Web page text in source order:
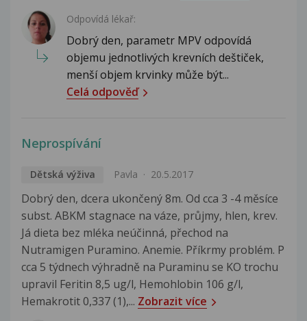
Odpovídá lékař:
Dobrý den, parametr MPV odpovídá
objemu jednotlivých krevních deštiček,
menší objem krvinky může být...
Celá odpověď
Neprospívání
Dětská výživa Pavla 20.5.2017
Dobrý den, dcera ukončený 8m. Od cca 3 -4 měsíce
subst. ABKM stagnace na váze, průjmy, hlen, krev.
Já dieta bez mléka neúčinná, přechod na
Nutramigen Puramino. Anemie. Příkrmy problém. P
cca 5 týdnech výhradně na Puraminu se KO trochu
upravil Feritin 8,5 ug/l, Hemohlobin 106 g/l,
Hemakrotit 0,337 (1),... Zobrazit více